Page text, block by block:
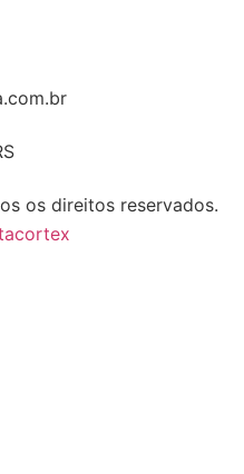
os direitos reservados.